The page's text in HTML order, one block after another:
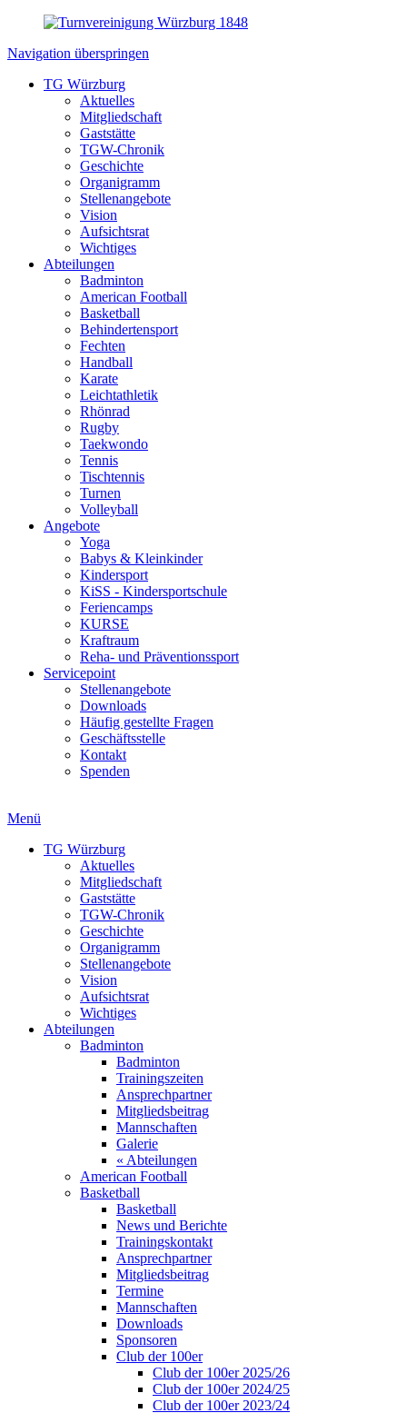
Navigation überspringen
TG Würzburg
Aktuelles
Mitgliedschaft
Gaststätte
TGW-Chronik
Geschichte
Organigramm
Stellenangebote
Vision
Aufsichtsrat
Wichtiges
Abteilungen
Badminton
American Football
Basketball
Behindertensport
Fechten
Handball
Karate
Leichtathletik
Rhönrad
Rugby
Taekwondo
Tennis
Tischtennis
Turnen
Volleyball
Angebote
Yoga
Babys & Kleinkinder
Kindersport
KiSS - Kindersportschule
Feriencamps
KURSE
Kraftraum
Reha- und Präventionssport
Servicepoint
Stellenangebote
Downloads
Häufig gestellte Fragen
Geschäftsstelle
Kontakt
Spenden
Menü
TG Würzburg
Aktuelles
Mitgliedschaft
Gaststätte
TGW-Chronik
Geschichte
Organigramm
Stellenangebote
Vision
Aufsichtsrat
Wichtiges
Abteilungen
Badminton
Badminton
Trainingszeiten
Ansprechpartner
Mitgliedsbeitrag
Mannschaften
Galerie
« Abteilungen
American Football
Basketball
Basketball
News und Berichte
Trainingskontakt
Ansprechpartner
Mitgliedsbeitrag
Termine
Mannschaften
Downloads
Sponsoren
Club der 100er
Club der 100er 2025/26
Club der 100er 2024/25
Club der 100er 2023/24